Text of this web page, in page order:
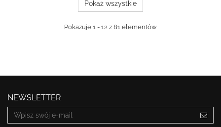
Pokaż wszystkie
Pokazuje 1 - 12 z 81 elementów
NEWSLETTER